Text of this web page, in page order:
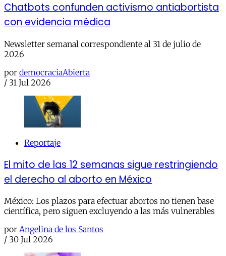
Chatbots confunden activismo antiabortista
con evidencia médica
Newsletter semanal correspondiente al 31 de julio de
2026
por democraciaAbierta
/ 31 Jul 2026
Reportaje
El mito de las 12 semanas sigue restringiendo
el derecho al aborto en México
México: Los plazos para efectuar abortos no tienen base
científica, pero siguen excluyendo a las más vulnerables
por Angelina de los Santos
/ 30 Jul 2026